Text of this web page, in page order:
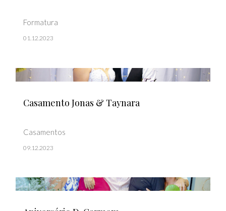
Formatura
01.12.2023
Casamento Jonas & Taynara
Casamentos
09.12.2023